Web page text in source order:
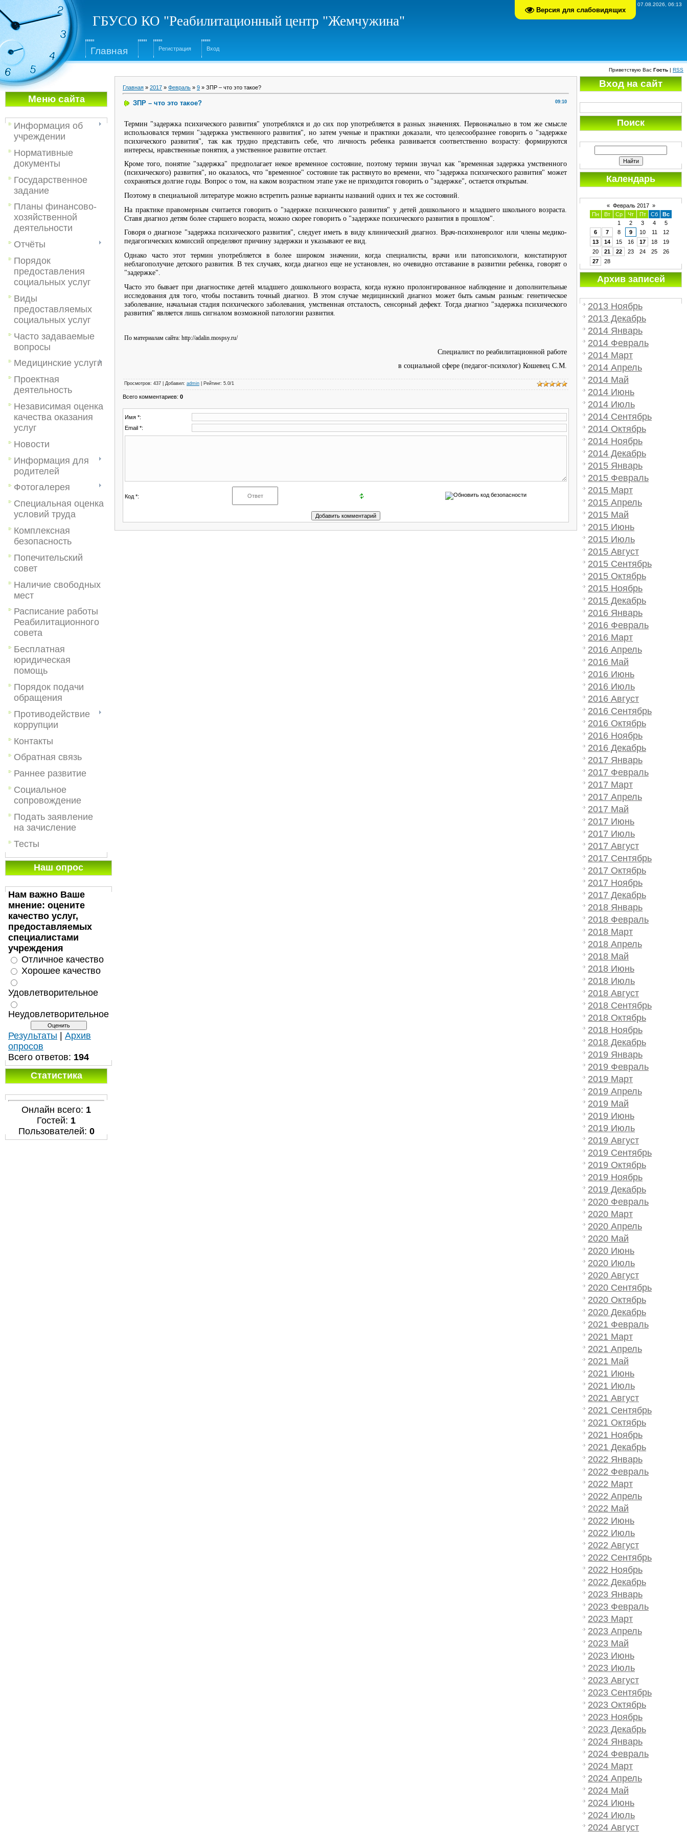
Версия для слабовидящих
Пятница, 07.08.2026, 06:13
ГБУСО КО "Реабилитационный центр "Жемчужина"
Главная Регистрация Вход
Приветствую Вас Гость | RSS
Меню сайта
Информация об
учреждении
Нормативные
документы
Государственное
задание
Планы финансово-
хозяйственной
деятельности
Отчёты
Порядок
предоставления
социальных услуг
Виды
предоставляемых
социальных услуг
Часто задаваемые
вопросы
Медицинские услуги
Проектная
деятельность
Независимая оценка
качества оказания
услуг
Новости
Информация для
родителей
Фотогалерея
Специальная оценка
условий труда
Комплексная
безопасность
Попечительский
совет
Наличие свободных
мест
Расписание работы
Реабилитационного
совета
Бесплатная
юридическая
помощь
Порядок подачи
обращения
Противодействие
коррупции
Контакты
Обратная связь
Раннее развитие
Социальное
сопровождение
Подать заявление
на зачисление
Тесты
Наш опрос
Нам важно Ваше
мнение: оцените
качество услуг,
предоставляемых
специалистами
учреждения
Отличное качество
Хорошее качество
Удовлетворительное
Неудовлетворительное
Результаты
Архив
опросов
Всего ответов: 194
Статистика
Онлайн всего: 1
Гостей: 1
Пользователей: 0
Главная » 2017 » Февраль » 9 » ЗПР – что это такое?
09:10
ЗПР – что это такое?
Термин "задержка психического развития" употреблялся и до сих пор употребляется в разных значениях. Первоначально в том же смысле
использовался термин "задержка умственного развития", но затем ученые и практики доказали, что целесообразнее говорить о "задержке
психического развития", так как трудно представить себе, что личность ребенка развивается соответственно возрасту: формируются
интересы, нравственные понятия, а умственное развитие отстает.
Кроме того, понятие "задержка" предполагает некое временное состояние, поэтому термин звучал как "временная задержка умственного
(психического) развития", но оказалось, что "временное" состояние так растянуто во времени, что "задержка психического развития" может
сохраняться долгие годы. Вопрос о том, на каком возрастном этапе уже не приходится говорить о "задержке", остается открытым.
Поэтому в специальной литературе можно встретить разные варианты названий одних и тех же состояний.
На практике правомерным считается говорить о "задержке психического развития" у детей дошкольного и младшего школьного возраста.
Ставя диагноз детям более старшего возраста, можно скорее говорить о "задержке психического развития в прошлом".
Говоря о диагнозе "задержка психического развития", следует иметь в виду клинический диагноз. Врач-психоневролог или члены медико-
педагогических комиссий определяют причину задержки и указывают ее вид.
Однако часто этот термин употребляется в более широком значении, когда специалисты, врачи или патопсихологи, констатируют
неблагополучие детского развития. В тех случаях, когда диагноз еще не установлен, но очевидно отставание в развитии ребенка, говорят о
"задержке".
Часто это бывает при диагностике детей младшего дошкольного возраста, когда нужно пролонгированное наблюдение и дополнительные
исследования для того, чтобы поставить точный диагноз. В этом случае медицинский диагноз может быть самым разным: генетическое
заболевание, начальная стадия психического заболевания, умственная отсталость, сенсорный дефект. Тогда диагноз "задержка психического
развития" является лишь сигналом возможной патологии развития.
По материалам сайта: http://adalin.mospsy.ru/
Специалист по реабилитационной работе
в социальной сфере (педагог-психолог) Кошевец С.М.
Просмотров: 437 Добавил: admin Рейтинг: 5.0/1
Всего комментариев: 0
Имя *:
Email *:
Код *:
Вход на сайт
Поиск
Календарь
« Февраль 2017 »
Пн
Вт Ср Чт Пт Сб
Вс
1
2 3 4
5
6
7 8 9 10 11
12
13
14 15 16 17 18
19
20
21 22 23 24 25
26
27
28
Архив записей
2013 Ноябрь
2013 Декабрь
2014 Январь
2014 Февраль
2014 Март
2014 Апрель
2014 Май
2014 Июнь
2014 Июль
2014 Сентябрь
2014 Октябрь
2014 Ноябрь
2014 Декабрь
2015 Январь
2015 Февраль
2015 Март
2015 Апрель
2015 Май
2015 Июнь
2015 Июль
2015 Август
2015 Сентябрь
2015 Октябрь
2015 Ноябрь
2015 Декабрь
2016 Январь
2016 Февраль
2016 Март
2016 Апрель
2016 Май
2016 Июнь
2016 Июль
2016 Август
2016 Сентябрь
2016 Октябрь
2016 Ноябрь
2016 Декабрь
2017 Январь
2017 Февраль
2017 Март
2017 Апрель
2017 Май
2017 Июнь
2017 Июль
2017 Август
2017 Сентябрь
2017 Октябрь
2017 Ноябрь
2017 Декабрь
2018 Январь
2018 Февраль
2018 Март
2018 Апрель
2018 Май
2018 Июнь
2018 Июль
2018 Август
2018 Сентябрь
2018 Октябрь
2018 Ноябрь
2018 Декабрь
2019 Январь
2019 Февраль
2019 Март
2019 Апрель
2019 Май
2019 Июнь
2019 Июль
2019 Август
2019 Сентябрь
2019 Октябрь
2019 Ноябрь
2019 Декабрь
2020 Февраль
2020 Март
2020 Апрель
2020 Май
2020 Июнь
2020 Июль
2020 Август
2020 Сентябрь
2020 Октябрь
2020 Декабрь
2021 Февраль
2021 Март
2021 Апрель
2021 Май
2021 Июнь
2021 Июль
2021 Август
2021 Сентябрь
2021 Октябрь
2021 Ноябрь
2021 Декабрь
2022 Январь
2022 Февраль
2022 Март
2022 Апрель
2022 Май
2022 Июнь
2022 Июль
2022 Август
2022 Сентябрь
2022 Ноябрь
2022 Декабрь
2023 Январь
2023 Февраль
2023 Март
2023 Апрель
2023 Май
2023 Июнь
2023 Июль
2023 Август
2023 Сентябрь
2023 Октябрь
2023 Ноябрь
2023 Декабрь
2024 Январь
2024 Февраль
2024 Март
2024 Апрель
2024 Май
2024 Июнь
2024 Июль
2024 Август